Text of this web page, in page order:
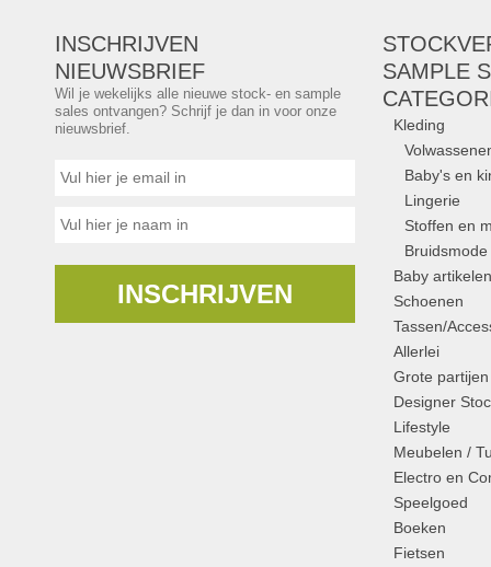
INSCHRIJVEN
NIEUWSBRIEF
Wil je wekelijks alle nieuwe stock- en sample
sales ontvangen? Schrijf je dan in voor onze
nieuwsbrief.
INSCHRIJVEN
SAMPLE
Kleding
Baby's en
Lingerie
Stoffen en
Bruidsmode
Baby artikelen
Schoenen
Tassen/
Allerlei
Grote partijen
Designer
Lifestyle
Meubelen /
Electro en
Speelgoed
Boeken
Fietsen